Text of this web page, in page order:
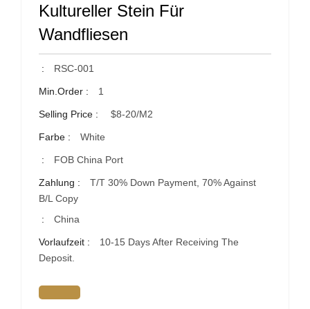
Kultureller Stein Für
Wandfliesen
: RSC-001
Min.Order : 1
Selling Price : $8-20/m2
Farbe : White
: FOB China Port
Zahlung :
T/T 30% Down Payment, 70% Against
B/L Copy
:
China
Vorlaufzeit :
10-15 Days After Receiving The
Deposit.